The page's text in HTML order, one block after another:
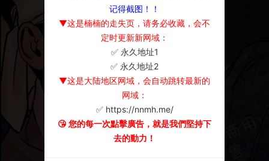
记得截图！！
▼这是楠楠的走失页，请务必收藏，会不
定时更新新网域：
✅ 永久地址1
✅ 永久地址2
▼这是大陆地区网域，会自动跳转最新的
网域：
✅ https://nnmh.me/
😘 您的每一次點擊廣告，就是我們堅持下
去的動力！